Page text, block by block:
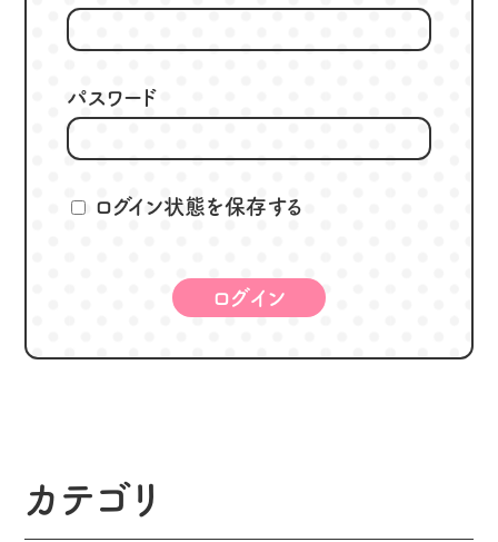
パスワード
ログイン状態を保存する
カテゴリ